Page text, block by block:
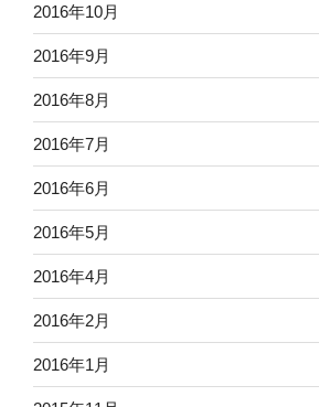
2016年10月
2016年9月
2016年8月
2016年7月
2016年6月
2016年5月
2016年4月
2016年2月
2016年1月